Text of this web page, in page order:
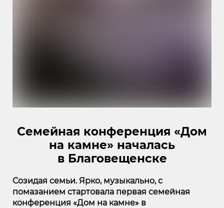
Семейная конференция «Дом
на камне» началась
в Благовещенске
Созидая семьи. Ярко, музыкально, с
помазанием стартовала первая семейная
конференция «Дом на камне» в